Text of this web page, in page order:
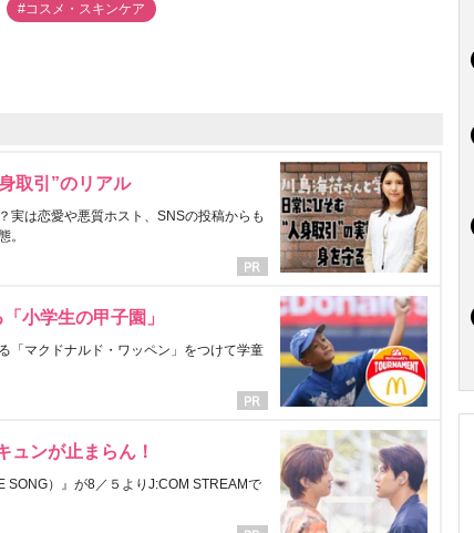
#コスメ・スキンケア
取引”のリアル
実は恋愛や悪質ホスト、SNSの投稿からも
。
小学生の甲子園」
「マクドナルド・ワッペン」をつけて学童
ュンが止まらん！
SONG）』が8／５よりJ:COM STREAMで